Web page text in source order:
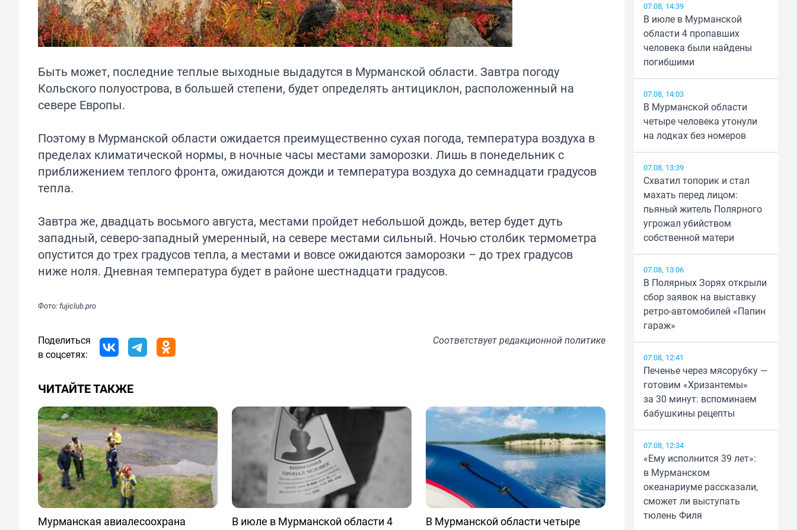
Быть может, последние теплые выходные выдадутся в Мурманской области. Завтра погоду
Кольского полуострова, в большей степени, будет определять антициклон, расположенный на
севере Европы.
Поэтому в Мурманской области ожидается преимущественно сухая погода, температура воздуха в
пределах климатической нормы, в ночные часы местами заморозки. Лишь в понедельник с
приближением теплого фронта, ожидаются дожди и температура воздуха до семнадцати градусов
тепла.
Завтра же, двадцать восьмого августа, местами пройдет небольшой дождь, ветер будет дуть
западный, северо-западный умеренный, на севере местами сильный. Ночью столбик термометра
опустится до трех градусов тепла, а местами и вовсе ожидаются заморозки – до трех градусов
ниже ноля. Дневная температура будет в районе шестнадцати градусов.
Фото: fujiclub.pro
Поделиться
в соцсетях:
Соответствуетредакционной политике
ЧИТАЙТЕ ТАКЖЕ
Мурманская авиалесоохрана
В июле в Мурманской области 4
В Мурманской области четыре
07.08, 14:39
В июле в Мурманской
области 4 пропавших
человека были найдены
погибшими
07.08, 14:03
В Мурманской области
четыре человека утонули
на лодках без номеров
07.08, 13:39
Схватил топорик и стал
махать перед лицом:
пьяный житель Полярного
угрожал убийством
собственной матери
07.08, 13:06
В Полярных Зорях открыли
сбор заявок на выставку
ретро-автомобилей «Папин
гараж»
07.08, 12:41
Печенье через мясорубку —
готовим «Хризантемы»
за 30 минут: вспоминаем
бабушкины рецепты
07.08, 12:34
«Ему исполнится 39 лет»:
в Мурманском
океанариуме рассказали,
сможет ли выступать
тюлень Филя